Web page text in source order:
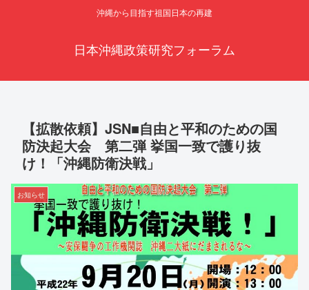
沖縄から目指す祖国日本の再建
日本沖縄政策研究フォーラム
【拡散依頼】JSN■自由と平和のための国
防決起大会 第二弾 挙国一致で護り抜
け！「沖縄防衛決戦」
お知らせ